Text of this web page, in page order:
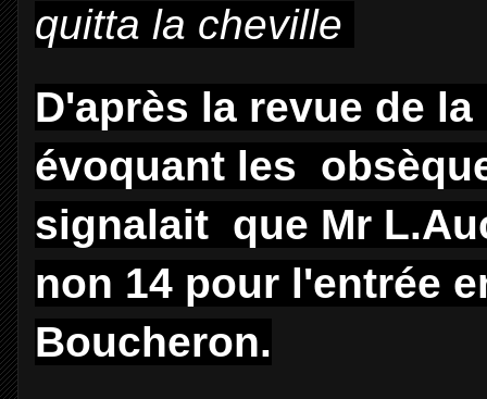
quitta la cheville
D'après la revue de
évoquant les
signalait que Mr
non 14 pour l'entrée
Boucheron.